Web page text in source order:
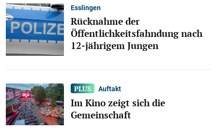
Esslingen
Rücknahme der
Öffentlichkeitsfahndung nach
12-jährigem Jungen
Auftakt
Im Kino zeigt sich die
Gemeinschaft